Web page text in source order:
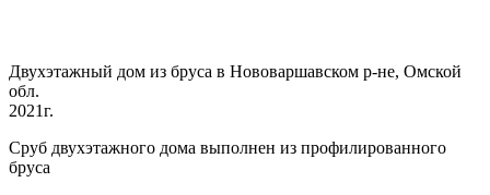
Двухэтажный дом из бруса в Нововаршавском р-не, Омской
обл.
2021г.
Сруб двухэтажного дома выполнен из профилированного
бруса